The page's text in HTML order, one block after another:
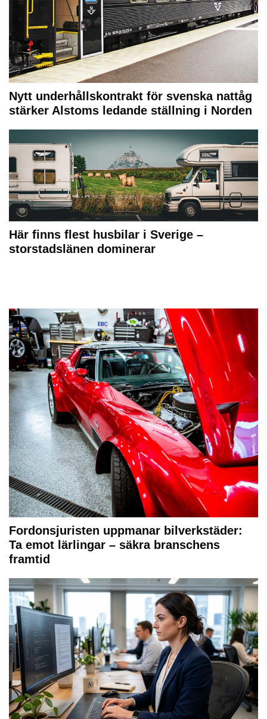
Nytt underhållskontrakt för svenska nattåg
stärker Alstoms ledande ställning i Norden
Här finns flest husbilar i Sverige –
storstadslänen dominerar
Fordonsjuristen uppmanar bilverkstäder:
Ta emot lärlingar – säkra branschens
framtid